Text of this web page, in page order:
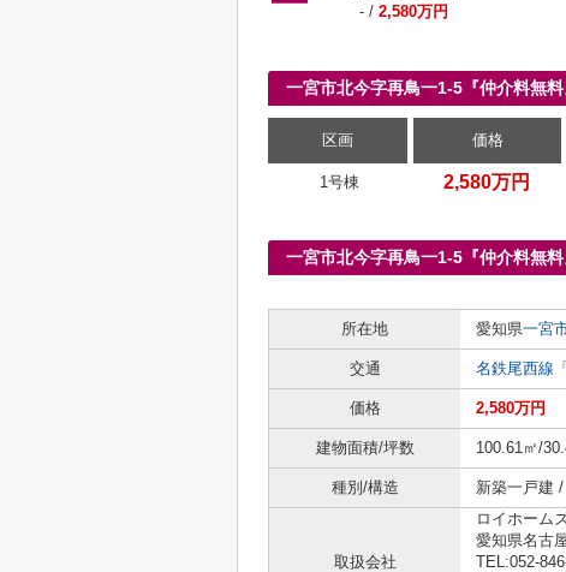
- / 2,580万円
一宮市北今字再鳥一1-5『仲介料無
区画 価格
1号棟 2,580万円
一宮市北今字再鳥一1-5『仲介料無
所在地
愛知県一宮
交通 名鉄尾西線 「
価格 2,580万円
建物面積/坪数 100.61㎡/
種別/構造 新築一戸建
取扱会社
ロイホーム
愛知県名古
TEL:052-